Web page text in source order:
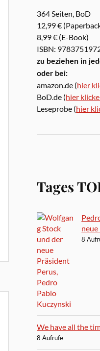
364 Seiten, BoD
12,99 €
8,99 € (E-Book)
ISBN:
zu beziehen in
oder bei:
amazon.de (hier
BoD.de (hier
Leseprobe (hier
Tages
8
We have all the
8 Aufrufe